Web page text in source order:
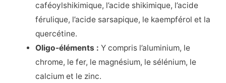
caféoylshikimique, l’acide shikimique, l’acide
férulique, l’acide sarsapique, le kaempférol et la
quercétine.
Oligo-éléments : Y compris l’aluminium, le
chrome, le fer, le magnésium, le sélénium, le
calcium et le zinc.